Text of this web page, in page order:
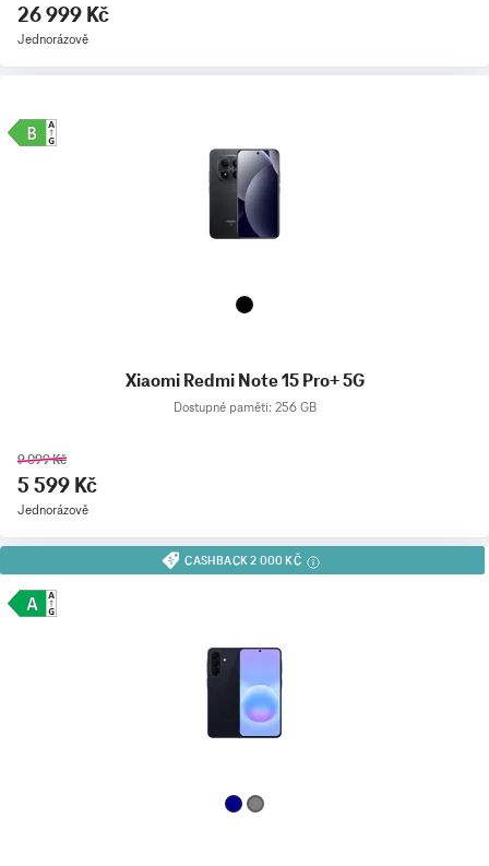
26 999 Kč
Jednorázově
Xiaomi Redmi Note 15 Pro+ 5G
Dostupné paměti: 256 GB
9 099 Kč
5 599 Kč
Jednorázově
CASHBACK 2 000 KČ